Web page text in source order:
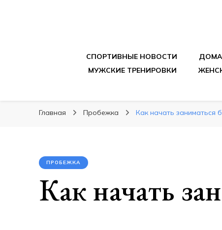
СПОРТИВНЫЕ НОВОСТИ
МУЖСКИЕ ТРЕНИРОВКИ
Главная Пробежка Как начать заниматься
ПРОБЕЖКА
Как начать